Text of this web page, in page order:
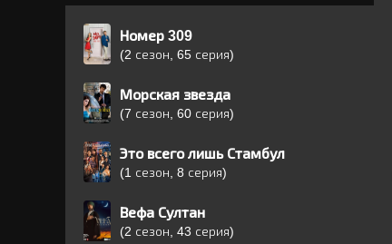
Номер 309
(2 сезон, 65 серия)
Морская звезда
(7 сезон, 60 серия)
Это всего лишь Стамбул
(1 сезон, 8 серия)
Вефа Султан
(2 сезон, 43 серия)